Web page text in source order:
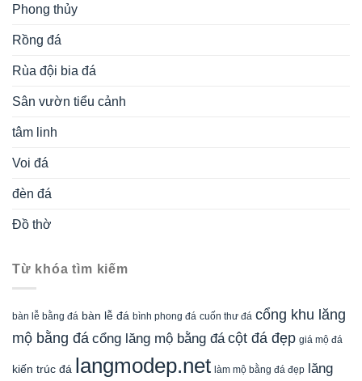
Phong thủy
Rồng đá
Rùa đội bia đá
Sân vườn tiểu cảnh
tâm linh
Voi đá
đèn đá
Đồ thờ
Từ khóa tìm kiếm
bàn lễ bằng đá bàn lễ đá bình phong đá cuốn thư đá cổng khu lăng
mộ bằng đá cổng lăng mộ bằng đá cột đá đẹp giá mộ đá
kiến trúc đá langmodep.net làm mộ bằng đá đẹp lăng